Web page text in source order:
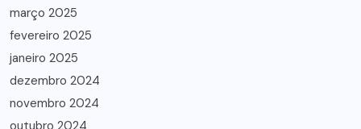
março 2025
fevereiro 2025
janeiro 2025
dezembro 2024
novembro 2024